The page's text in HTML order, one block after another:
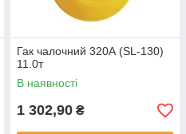
Гак чалочний 320А (SL-130)
11.0т
В наявності
1 302,90 ₴